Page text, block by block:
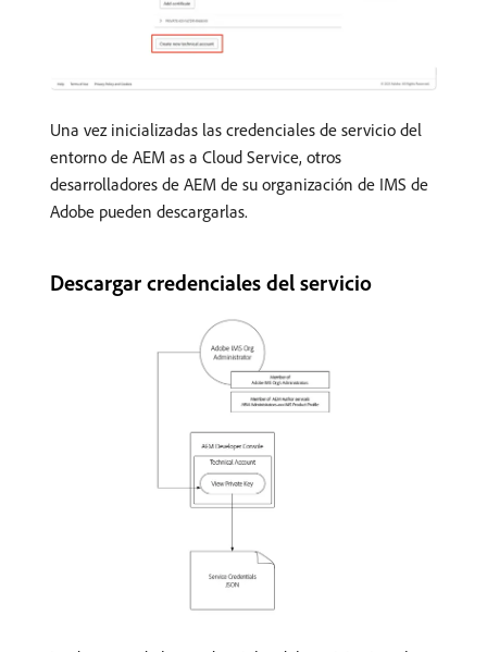
Una vez inicializadas las credenciales de servicio del
entorno de AEM as a Cloud Service, otros
desarrolladores de AEM de su organización de IMS de
Adobe pueden descargarlas.
Descargar credenciales del servicio